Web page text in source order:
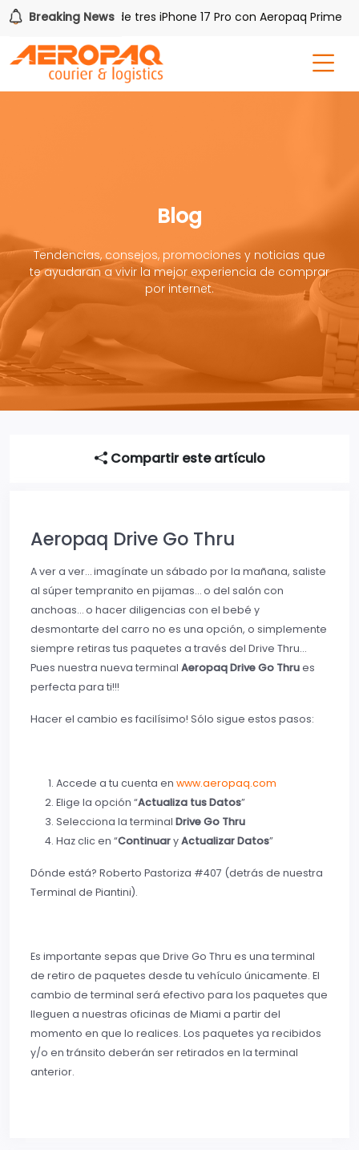
Breaking News
Gana uno de tres iPhone 17 Pro con Aeropaq Prime
Blog
Tendencias, consejos, promociones y noticias que
te ayudaran a vivir la mejor experiencia de comprar
por internet.
Compartir este artículo
Aeropaq Drive Go Thru
A ver a ver… imagínate un sábado por la mañana, saliste
al súper tempranito en pijamas… o del salón con
anchoas… o hacer diligencias con el bebé y
desmontarte del carro no es una opción, o simplemente
siempre retiras tus paquetes a través del Drive Thru…
Pues nuestra nueva terminal Aeropaq Drive Go Thrues
perfecta para ti!!!
Hacer el cambio es facilísimo! Sólo sigue estos pasos:
Accede a tu cuenta en www.aeropaq.com
Elige la opción “Actualiza tus Datos”
Selecciona la terminal Drive Go Thru
Haz clic en “ContinuaryActualizar Datos”
Dónde está? Roberto Pastoriza #407 (detrás de nuestra
Terminal de Piantini).
Es importante sepas que Drive Go Thru es una terminal
de retiro de paquetes desde tu vehículo únicamente. El
cambio de terminal será efectivo para los paquetes que
lleguen a nuestras oficinas de Miami a partir del
momento en que lo realices. Los paquetes ya recibidos
y/o en tránsito deberán ser retirados en la terminal
anterior.